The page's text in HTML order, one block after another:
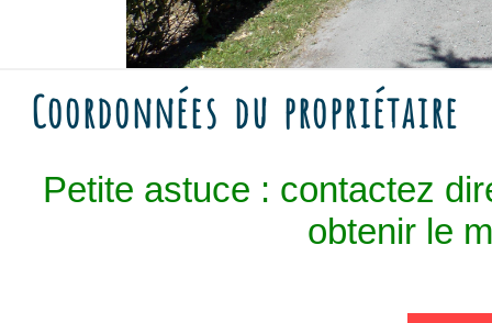
Coordonnées du propriétaire
Petite astuce : contactez
obtenir le